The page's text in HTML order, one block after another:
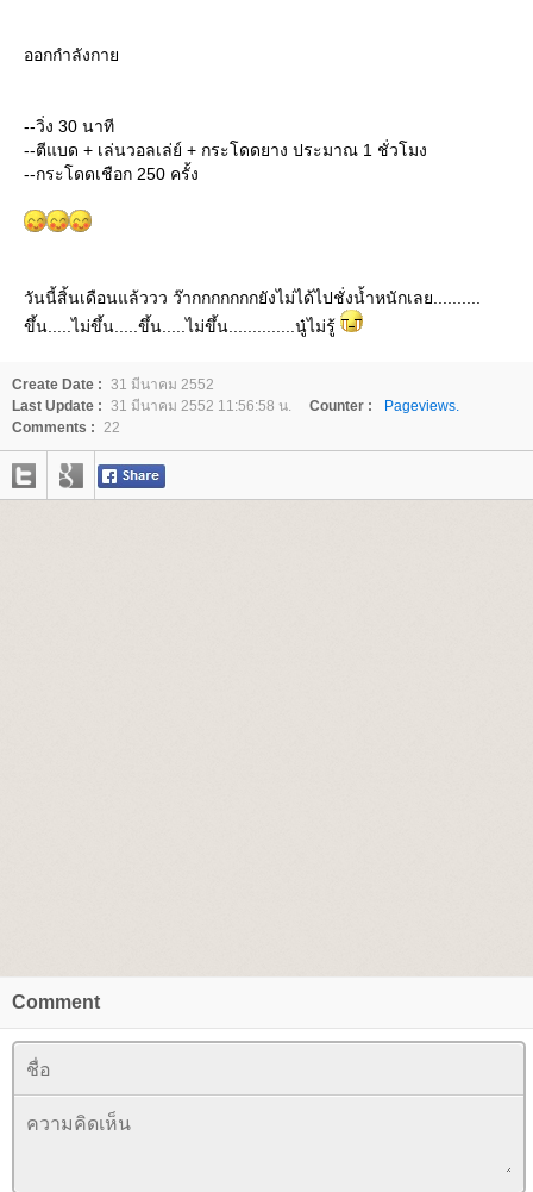
ออกกำลังกา
--วิ่ง 30 นาที
--ตีแบด + เล่นวอลเล่ย์ + กระโดดยาง ประมาณ 1 ชั่วโมง
--กระโดดเชือก 250 ครั้ง
วันนี้สิ้นเดือนแล้ววว ว๊ากกกกกกกยังไม่ได้ไปชั่งน้ำหนักเลย..........
ขึ้น.....ไม่ขึ้น.....ขึ้น.....ไม่ขึ้น..............นู๋ไม่รู้
Create Date : 31 มีนาคม 2552
Last Update : 31 มีนาคม 2552 11:56:58 น. Counter :
Pageviews.
Comments : 22
Comment